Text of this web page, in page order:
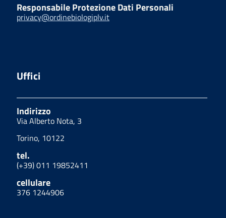
Responsabile Protezione Dati Personali
privacy@ordinebiologiplv.it
Uffici
Indirizzo
Via Alberto Nota, 3
Torino, 10122
tel.
(+39) 011 19852411
cellulare
376 1244906